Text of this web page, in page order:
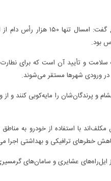
مدیرکل امور عشایر استان ایلام با
سلامت و تأیید آن است که برای
در ورودی شهرها مستقر می‌شوند.
و پرندگان‌شان را مایه‌کوبی کنند و
با استفاده از خودرو به
خطرهای ترافیکی و بهداشتی اجرا